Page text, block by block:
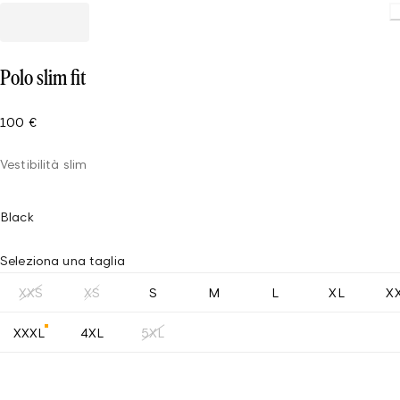
Polo slim fit
100 €
Vestibilità slim
Black
Seleziona una taglia
XXS XS S M L XL
XXXL 4XL 5XL